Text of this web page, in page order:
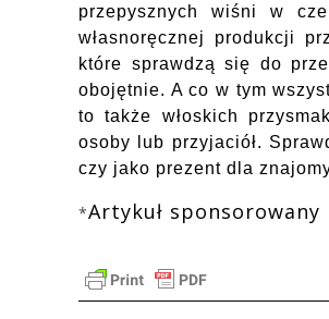
przepysznych wiśni w
własnoręcznej produkcji
które sprawdzą się do
obojętnie. A co w tym
to także włoskich
osoby lub przyjaciół.
czy jako prezent dla
*Artykuł sponsorowany